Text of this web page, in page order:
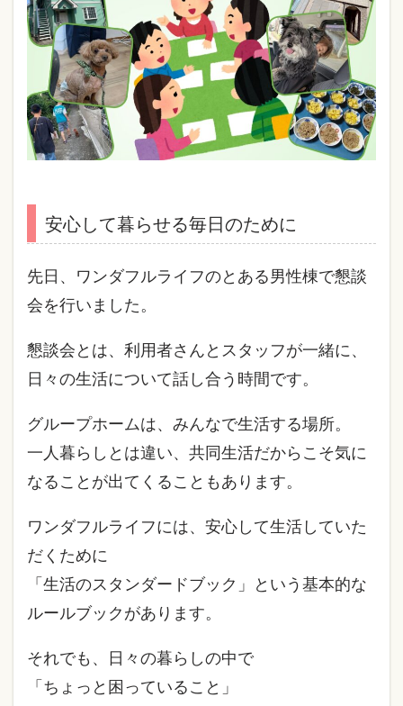
安心して暮らせる毎日のために
先日、ワンダフルライフのとある男性棟で懇談
会を行いました。
懇談会とは、利用者さんとスタッフが一緒に、
日々の生活について話し合う時間です。
グループホームは、みんなで生活する場所。
一人暮らしとは違い、共同生活だからこそ気に
なることが出てくることもあります。
ワンダフルライフには、安心して生活していた
だくために
「生活のスタンダードブック」という基本的な
ルールブックがあります。
それでも、日々の暮らしの中で
「ちょっと困っていること」